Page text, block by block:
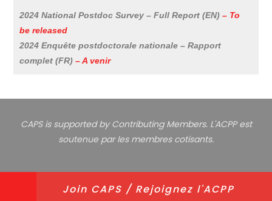
2024 National Postdoc Survey – Full Report (EN)– To
be released
2024 Enquête postdoctorale nationale – Rapport
complet (FR)– A venir
CAPS is supported by Contributing Members. L'ACPP est
soutenue par les membres cotisants.
Join CAPS / Rejoignez l'ACPP